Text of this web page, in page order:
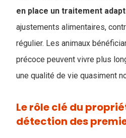
en place un traitement
ajustements alimentaires,
régulier. Les animaux
précoce peuvent vivre plus
une qualité de vie quasiment
Le rôle clé du
détection des